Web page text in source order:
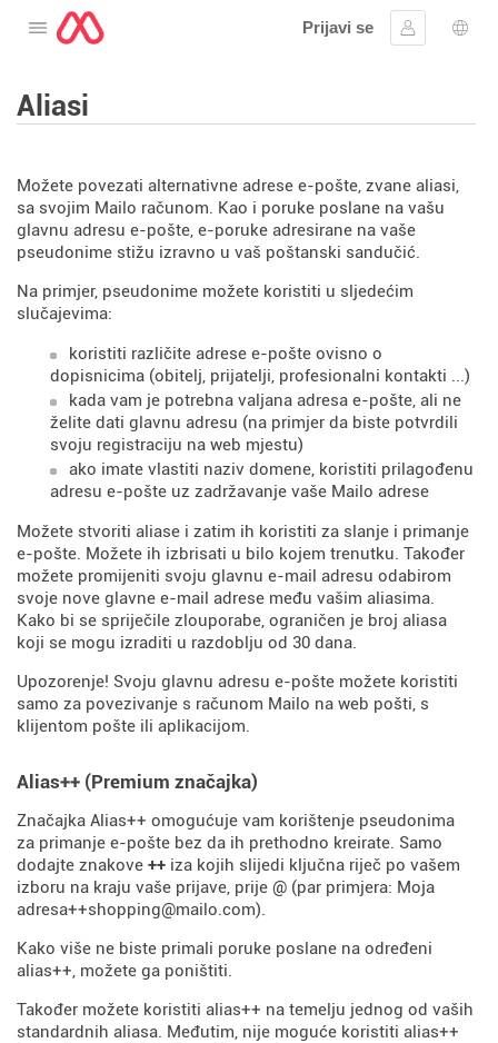
Otvorite izbornik
Prijavi se
Prijaviti se
Aliasi
Možete povezati alternativne adrese e-pošte, zvane aliasi,
sa svojim Mailo računom. Kao i poruke poslane na vašu
glavnu adresu e-pošte, e-poruke adresirane na vaše
pseudonime stižu izravno u vaš poštanski sandučić.
Na primjer, pseudonime možete koristiti u sljedećim
slučajevima:
koristiti različite adrese e-pošte ovisno o
dopisnicima (obitelj, prijatelji, profesionalni kontakti ...)
kada vam je potrebna valjana adresa e-pošte, ali ne
želite dati glavnu adresu (na primjer da biste potvrdili
svoju registraciju na web mjestu)
ako imate vlastiti naziv domene, koristiti prilagođenu
adresu e-pošte uz zadržavanje vaše Mailo adrese
Možete stvoriti aliase i zatim ih koristiti za slanje i primanje
e-pošte. Možete ih izbrisati u bilo kojem trenutku. Također
možete promijeniti svoju glavnu e-mail adresu odabirom
svoje nove glavne e-mail adrese među vašim aliasima.
Kako bi se spriječile zlouporabe, ograničen je broj aliasa
koji se mogu izraditi u razdoblju od 30 dana.
Upozorenje! Svoju glavnu adresu e-pošte možete koristiti
samo za povezivanje s računom Mailo na web pošti, s
klijentom pošte ili aplikacijom.
Alias++ (Premium značajka)
Značajka Alias++ omogućuje vam korištenje pseudonima
za primanje e-pošte bez da ih prethodno kreirate. Samo
dodajte znakove ++ iza kojih slijedi ključna riječ po vašem
izboru na kraju vaše prijave, prije @ (par primjera: Moja
adresa++shopping@mailo.com).
Kako više ne biste primali poruke poslane na određeni
alias++, možete ga poništiti.
Također možete koristiti alias++ na temelju jednog od vaših
standardnih aliasa. Međutim, nije moguće koristiti alias++